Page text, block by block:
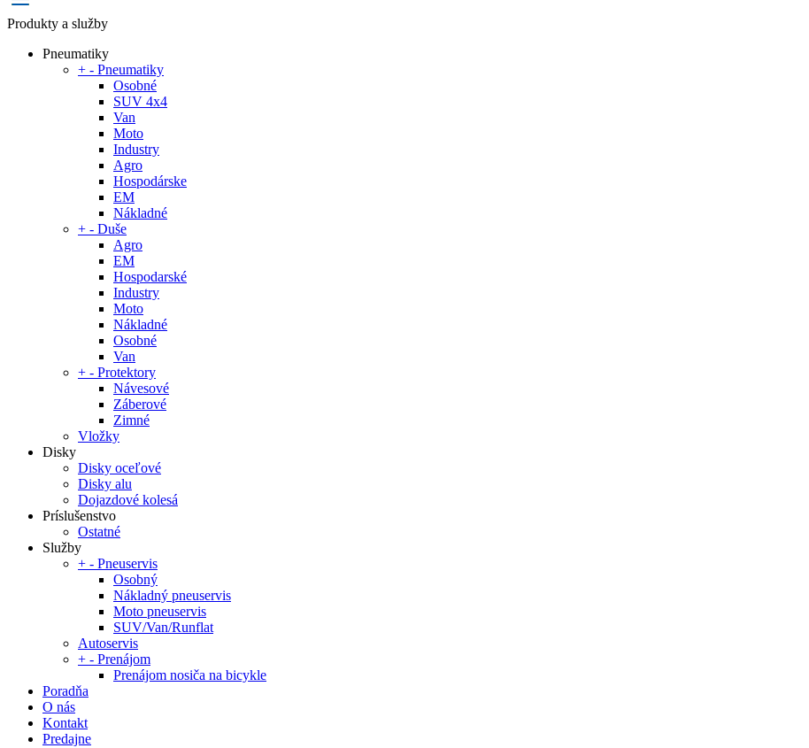
Produkty a služby
Pneumatiky
+ - Pneumatiky
Osobné
SUV 4x4
Van
Moto
Industry
Agro
Hospodárske
EM
Nákladné
+ - Duše
Agro
EM
Hospodarské
Industry
Moto
Nákladné
Osobné
Van
+ - Protektory
Návesové
Záberové
Zimné
Vložky
Disky
Disky oceľové
Disky alu
Dojazdové kolesá
Príslušenstvo
Ostatné
Služby
+ - Pneuservis
Osobný
Nákladný pneuservis
Moto pneuservis
SUV/Van/Runflat
Autoservis
+ - Prenájom
Prenájom nosiča na bicykle
Poradňa
O nás
Kontakt
Predajne